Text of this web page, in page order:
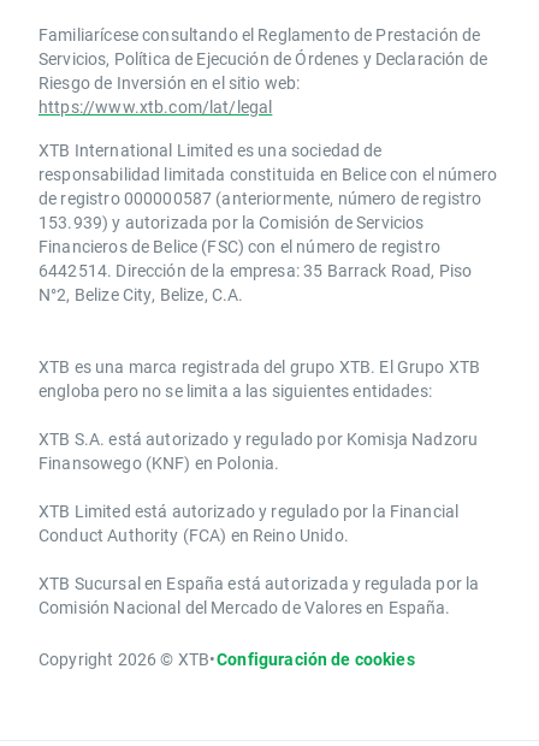
Familiarícese consultando el Reglamento de Prestación de
Servicios, Política de Ejecución de Órdenes y Declaración de
Riesgo de Inversión en el sitio web:
https://www.xtb.com/lat/legal
XTB International Limited es una sociedad de
responsabilidad limitada constituida en Belice con el número
de registro 000000587 (anteriormente, número de registro
153.939) y autorizada por la Comisión de Servicios
Financieros de Belice (FSC) con el número de registro
6442514. Dirección de la empresa: 35 Barrack Road, Piso
N°2, Belize City, Belize, C.A.
​​XTB es una marca registrada del grupo XTB. El Grupo XTB
engloba pero no se limita a las siguientes entidades:
XTB S.A.​ está autorizado y regulado por Komisja Nadzoru
Finansowego (KNF) ​en Polonia.
XTB Limited ​está autorizado y regulado por la ​Financial
Conduct Authority ​(FCA) en ​​Reino Unido.
XTB Sucursal en España está autorizada y regulada por la
Comisión Nacional del Mercado de Valores en España.
Copyright 2026 © XTB•Configuración de cookies